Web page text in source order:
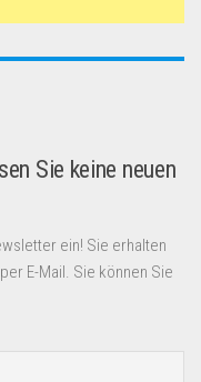
Sie keine neuen
ein! Sie erhalten
E-Mail. Sie können Sie